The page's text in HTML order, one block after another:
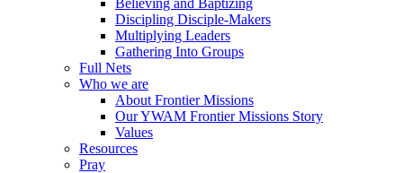
Believing and Baptizing
Discipling Disciple-Makers
Multiplying Leaders
Gathering Into Groups
Full Nets
Who we are
About Frontier Missions
Our YWAM Frontier Missions Story
Values
Resources
Pray